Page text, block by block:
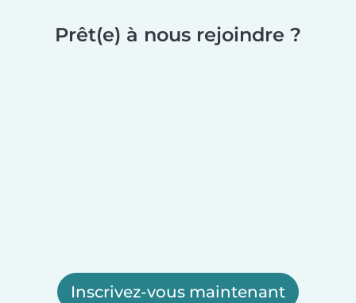
Prêt(e) à nous rejoindre ?
Inscrivez-vous maintenant